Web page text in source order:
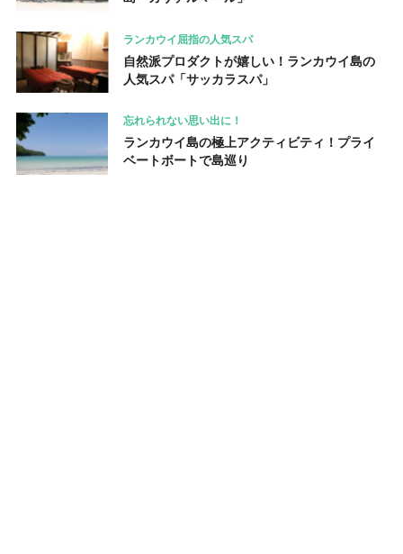
ランカウイ屈指の人気スパ
自然派プロダクトが嬉しい！ランカウイ島の
人気スパ「サッカラスパ」
忘れられない思い出に！
ランカウイ島の極上アクティビティ！プライ
ベートボートで島巡り